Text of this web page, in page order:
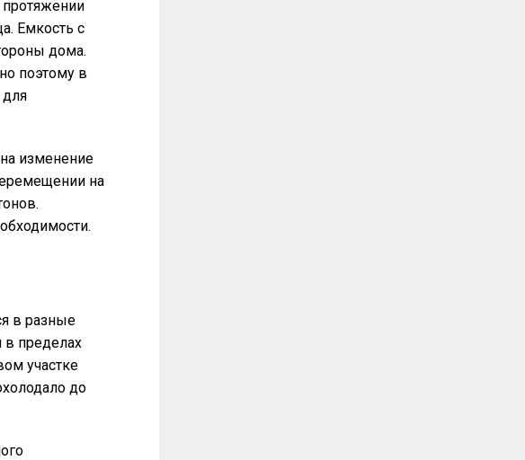
протяжении
Емкость с
дома.
поэтому в
изменение
на
в разные
в пределах
участке
до